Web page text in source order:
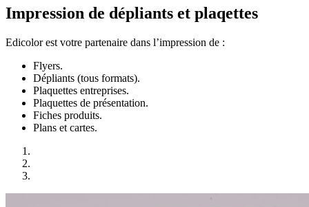
Impression de dépliants et plaqettes
Edicolor est votre partenaire dans l’impression de :
Flyers.
Dépliants (tous formats).
Plaquettes entreprises.
Plaquettes de présentation.
Fiches produits.
Plans et cartes.